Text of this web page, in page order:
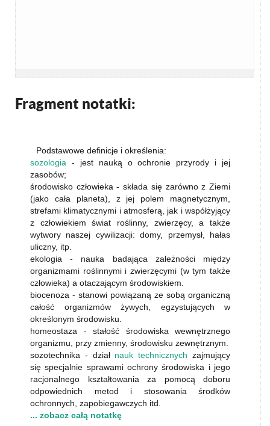
Fragment notatki:
Podstawowe definicje i określenia:
sozologia - jest nauką o ochronie przyrody i jej
zasobów;
środowisko człowieka - składa się zarówno z Ziemi
(jako cała planeta), z jej polem magnetycznym,
strefami klimatycznymi i atmosferą, jak i współżyjący
z człowiekiem świat roślinny, zwierzęcy, a także
wytwory naszej cywilizacji: domy, przemysł, hałas
uliczny, itp.
ekologia - nauka badająca zależności między
organizmami roślinnymi i zwierzęcymi (w tym także
człowieka) a otaczającym środowiskiem.
biocenoza - stanowi powiązaną ze sobą organiczną
całość organizmów żywych, egzystujących w
określonym środowisku.
homeostaza - stałość środowiska wewnętrznego
organizmu, przy zmienny, środowisku zewnętrznym.
sozotechnika - dział nauk technicznych zajmujący
się specjalnie sprawami ochrony środowiska i jego
racjonalnego kształtowania za pomocą doboru
odpowiednich metod i stosowania środków
ochronnych, zapobiegawczych itd.
... zobacz całą notatkę